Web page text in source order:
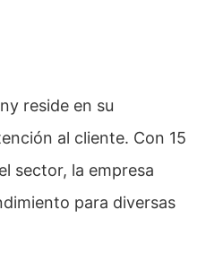
reside en su
al cliente. Con 15
sector, la empresa
para diversas